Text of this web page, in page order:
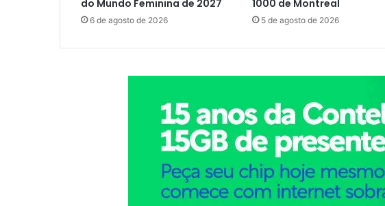
do Mundo Feminina de 2027
6 de agosto de 2026
1000 de Montreal
5 de agosto de 2026